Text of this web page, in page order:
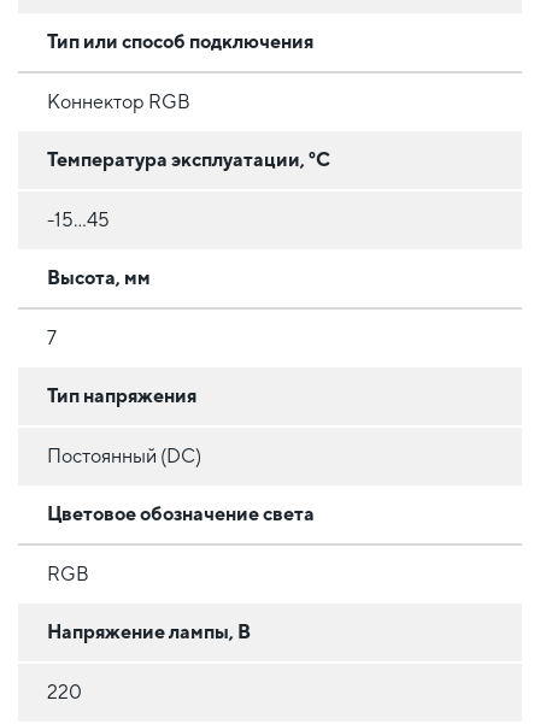
Тип или способ подключения
Коннектор RGB
Температура эксплуатации, °C
-15...45
Высота, мм
7
Тип напряжения
Постоянный (DC)
Цветовое обозначение света
RGB
Напряжение лампы, В
220